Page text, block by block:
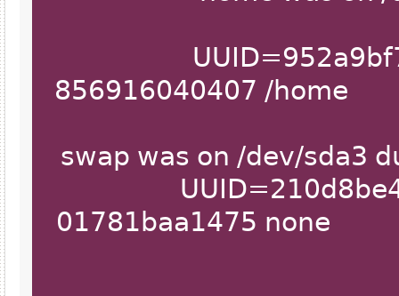
856916040407 /
01781baa1475